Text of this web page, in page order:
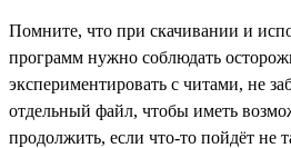
Помните, что при скачивании и
программ нужно соблюдать
экспериментировать с читами, не
отдельный файл, чтобы иметь
продолжить, если что-то пойдёт не